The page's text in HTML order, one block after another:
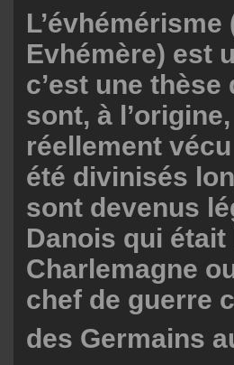
Evhémère) est
c’est une
sont, à
réellement
été divinisés
sont devenus
Danois qui était
Charlemagne
chef de guerre
des Germains